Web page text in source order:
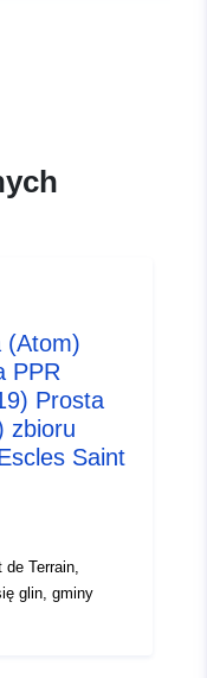
a2f0-
srv-81047fad-fdf3-
b832526cf991
services
(Atom)
PPR
Prosta
zbioru
Saint
de Terrain,
glin, gminy